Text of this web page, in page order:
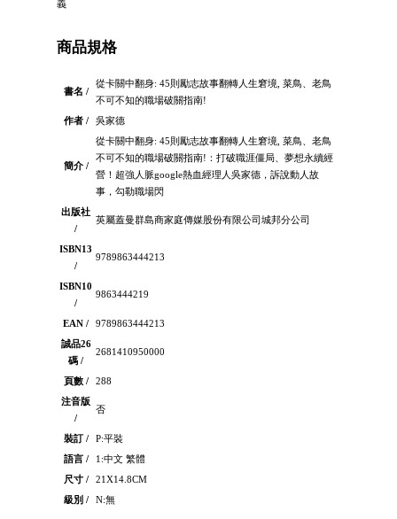
義
商品規格
書名 /
從卡關中翻身: 45則勵志故事翻轉人生窘境, 菜鳥、老鳥
不可不知的職場破關指南!
作者 /
吳家德
簡介 /
從卡關中翻身: 45則勵志故事翻轉人生窘境, 菜鳥、老鳥
不可不知的職場破關指南!：打破職涯僵局、夢想永續經
營！超強人脈google熱血經理人吳家德，訴說動人故
事，勾勒職場閃
出版社
/
英屬蓋曼群島商家庭傳媒股份有限公司城邦分公司
ISBN13
/
9789863444213
ISBN10
/
9863444219
EAN /
9789863444213
誠品26
碼 /
2681410950000
頁數 /
288
注音版
/
否
裝訂 /
P:平裝
語言 /
1:中文 繁體
尺寸 /
21X14.8CM
級別 /
N:無